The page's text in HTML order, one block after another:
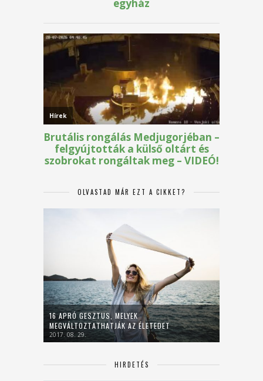
OLVASTAD MÁR EZT A CIKKET?
16 APRÓ GESZTUS, MELYEK
MEGVÁLTOZTATHATJÁK AZ ÉLETEDET
2017. 08. 29.
HIRDETÉS